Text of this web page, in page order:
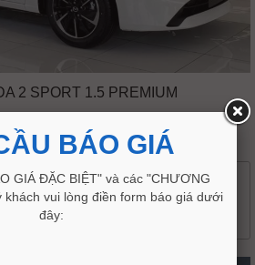
2 SPORT 1.5 PREMIUM
3 SPORT - HOTLINE
0917.869.955
BÁO GIÁ
GIÁ ĐẶC BIỆT" và các "CHƯƠNG
vui lòng điền form báo giá dưới
đây: